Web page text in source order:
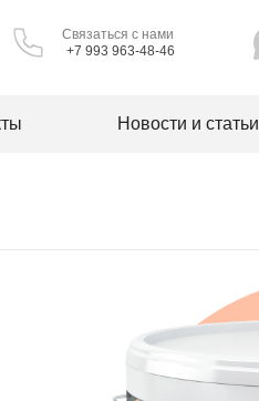
+7 993 963-48-46
Связаться с нами
Новости и статьи